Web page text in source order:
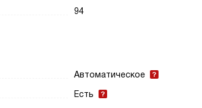
94
Автоматическое
Есть